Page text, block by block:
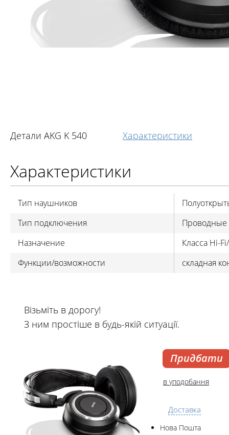
Детали AKG K 540 Характеристики
Характеристики
Тип наушников
Тип подключения
Проводные
Назначение
Класса Hi-
Функции/возможности
складная
Візьміть в дорогу!
З ним простіше в будь-якій ситуації.
Придбати
в уподобання
Доставка
Нова Пошта